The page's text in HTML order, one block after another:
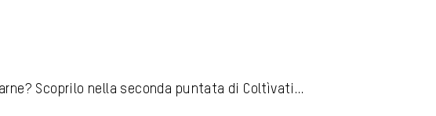
Scoprilo nella seconda puntata di Coltìvati…